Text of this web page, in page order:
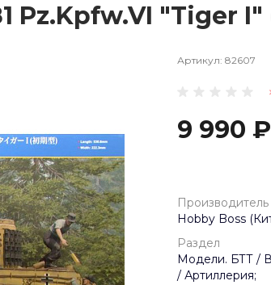
Pz.Kpfw.VI "Tiger
Артикул: 82607
9 990 ₽
Производитель
Hobby Boss
Раздел
Модели. БТТ /
/ Артиллерия;